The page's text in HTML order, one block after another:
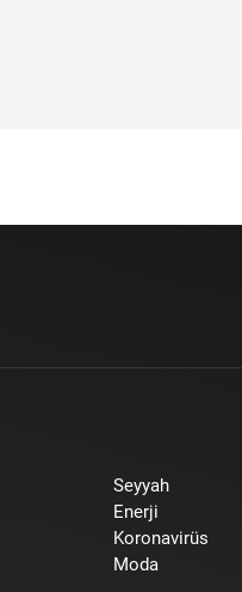
Seyyah
Enerji
Koronavirüs
Moda